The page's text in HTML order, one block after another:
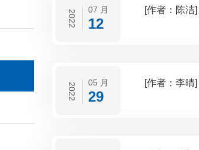
2022 07 月
12
2022 05 月
29